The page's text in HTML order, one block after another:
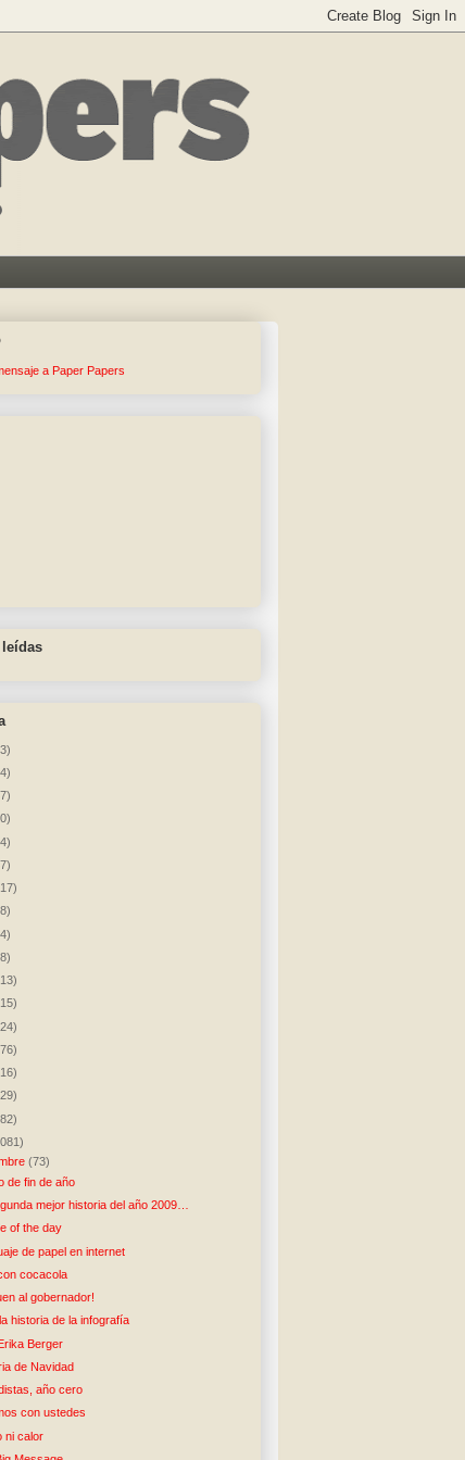
a Paper Papers
leídas
(73)
de fin de año
mejor historia del año 2009…
of the day
de papel en internet
cocacola
al gobernador!
historia de la infografía
Berger
de Navidad
año cero
con ustedes
ni calor